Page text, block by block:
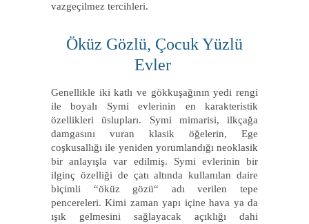
vazgeçilmez tercihleri.
Öküz Gözlü, Çocuk Yüzlü
Evler
Genellikle iki katlı ve gökkuşağının yedi rengi
ile boyalı Symi evlerinin en karakteristik
özellikleri üslupları. Symi mimarisi, ilkçağa
damgasını vuran klasik öğelerin, Ege
coşkusallığı ile yeniden yorumlandığı neoklasik
bir anlayışla var edilmiş. Symi evlerinin bir
ilginç özelliği de çatı altında kullanılan daire
biçimli “öküz gözü“ adı verilen tepe
pencereleri. Kimi zaman yapı içine hava ya da
ışık gelmesini sağlayacak açıklığı dahi